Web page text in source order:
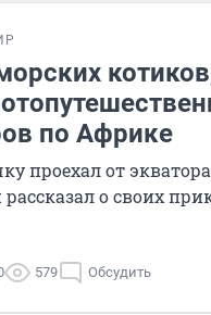
по Африке
проехал от
о своих
579 Обсудить